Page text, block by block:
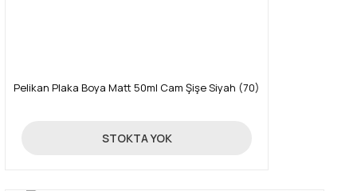
Pelikan Plaka Boya Matt 50ml Cam Şişe Siyah (70)
89,00 TL
STOKTA YOK